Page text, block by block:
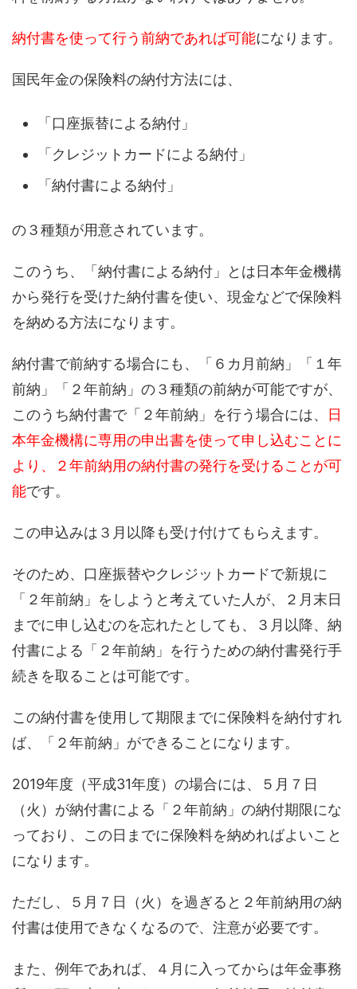
納付書を使って行う前納であれば可能になります。
国民年金の保険料の納付方法には、
「口座振替による納付」
「クレジットカードによる納付」
「納付書による納付」
の３種類が用意されています。
このうち、
「納付書による納付」とは日本年金機構
から発行を受けた納付書を使い、現金などで保険料
を納める方法になります。
納付書で前納する場合にも 、 「６ カ 月前納」「１年
前納」「２年前納」の３種類の前納が可能ですが、
このうち納付書で「２年前納」を行う場合には、 日
本年金機構に専用の申出書を使って申し込むことに
より、２年前納用の納付書の発行を受けることが可
能です。
この申込みは ３月以降も受け付けてもらえます。
そのため、口座振替やクレジットカードで新規に
「２年前納」をしようと考えていた人が、２月末日
までに申し込むのを忘れたと しても、３月以降、納
付書による 「 ２年前納 」 を行うための納付書発行手
続きを取ることは可能です。
この納付書を使用して期限までに保険料を納付すれ
ば、 「２年前納 」 ができることになります。
2019年度 （平成31年度）の場合には、
５月７日
（火）が納付書による「２年前納」の納付期限にな
っており 、この日までに保険料を納めればよいこと
にな ります。
ただし、 ５月７日（火） を過ぎると ２年前納用の納
付書は使用できなくなるので、注意が必要です。
また、例年であれば、４月に入ってからは年金事務